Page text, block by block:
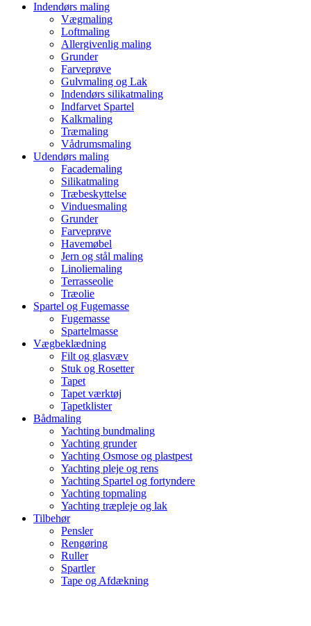
Indendørs maling
Vægmaling
Loftmaling
Allergivenlig maling
Grunder
Farveprøve
Gulvmaling og Lak
Indendørs silikatmaling
Indfarvet Spartel
Kalkmaling
Træmaling
Vådrumsmaling
Udendørs maling
Facademaling
Silikatmaling
Træbeskyttelse
Vinduesmaling
Grunder
Farveprøve
Havemøbel
Jern og stål maling
Linoliemaling
Terrasseolie
Træolie
Spartel og Fugemasse
Fugemasse
Spartelmasse
Vægbeklædning
Filt og glasvæv
Stuk og Rosetter
Tapet
Tapet værktøj
Tapetklister
Bådmaling
Yachting bundmaling
Yachting grunder
Yachting Osmose og plastpest
Yachting pleje og rens
Yachting Spartel og fortyndere
Yachting topmaling
Yachting træpleje og lak
Tilbehør
Pensler
Rengøring
Ruller
Spartler
Tape og Afdækning